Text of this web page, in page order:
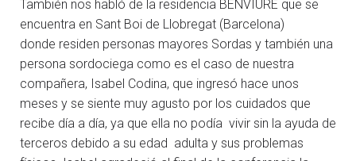
También nos habló de la residencia BENVIURE que se
encuentra en Sant Boi de Llobregat (Barcelona)
donde residen personas mayores Sordas y también una
persona sordociega como es el caso de nuestra
compañera, Isabel Codina, que ingresó hace unos
meses y se siente muy agusto por los cuidados que
recibe día a día, ya que ella no podía vivir sin la ayuda de
terceros debido a su edad adulta y sus problemas